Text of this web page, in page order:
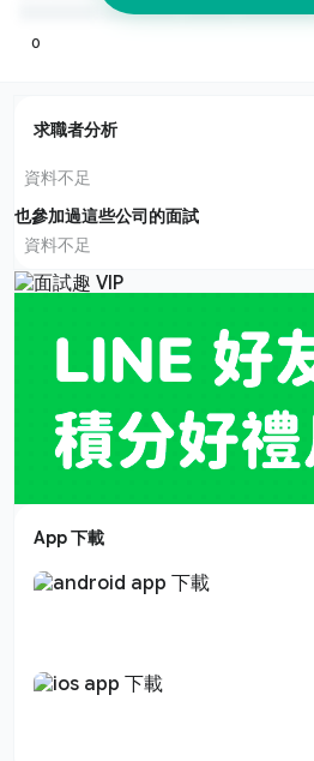
0
求職者分析
資料不足
也參加過這些公司的面試
資料不足
App 下載